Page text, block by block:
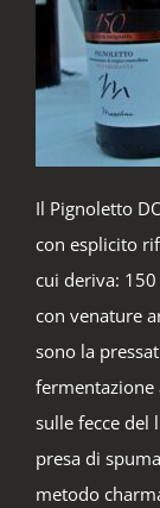
Il Pignoletto
con esplicito
cui deriva:
con venature
sono la
fermentazione
sulle fecce del
presa di
metodo